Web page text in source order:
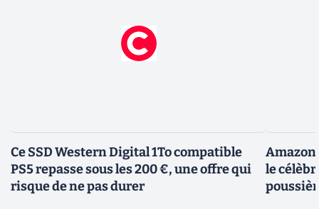
Ce SSD Western Digital 1To compatible
PS5 repasse sous les 200 €, une offre qui
risque de ne pas durer
Amazon
le